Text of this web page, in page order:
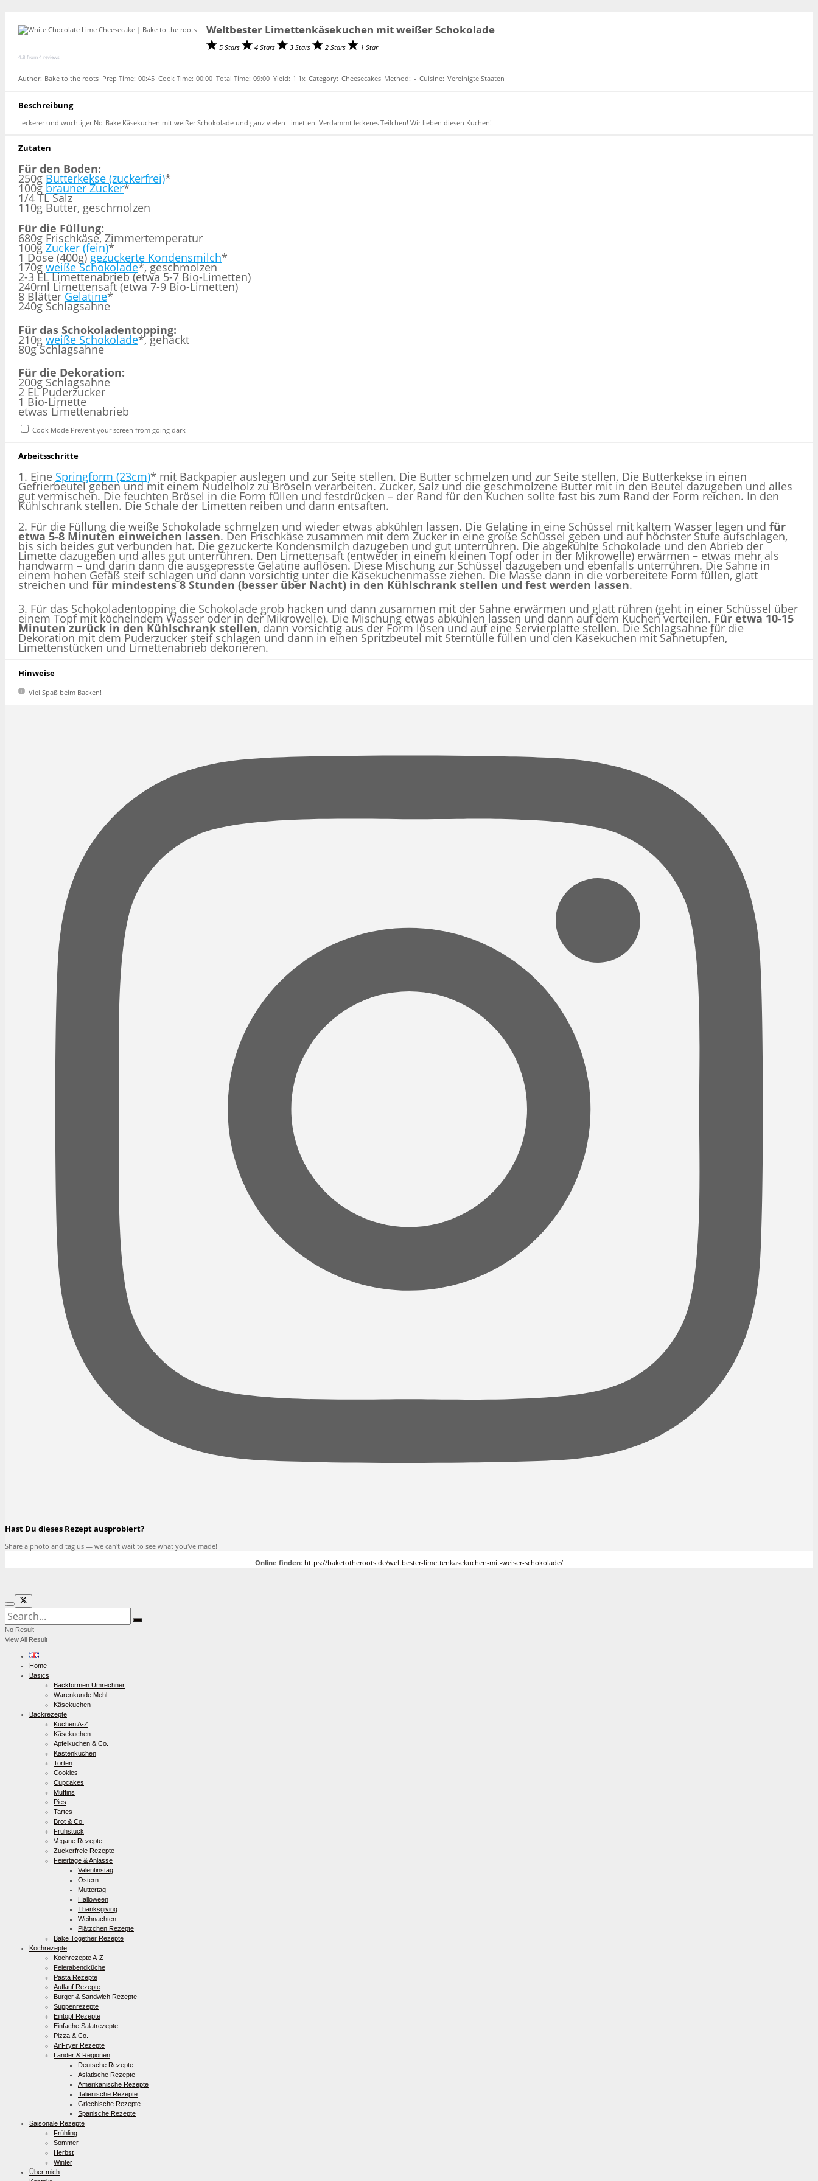
Weltbester Limettenkäsekuchen mit weißer Schokolade
5 Stars 4 Stars 3 Stars 2 Stars 1 Star
4.8 from 4 reviews
Author: Bake to the roots Prep Time: 00:45 Cook Time: 00:00 Total Time: 09:00 Yield: 1 1x Category: Cheesecakes Method: - Cuisine: Vereinigte Staaten
Beschreibung
Leckerer und wuchtiger No-Bake Käsekuchen mit weißer Schokolade und ganz vielen Limetten. Verdammt leckeres Teilchen! Wir lieben diesen Kuchen!
Zutaten
Für den Boden:
250g Butterkekse (zuckerfrei)*
100g brauner Zucker*
1/4 TL Salz
110g Butter, geschmolzen
Für die Füllung:
680g Frischkäse, Zimmertemperatur
100g Zucker (fein)*
1 Dose (400g)gezuckerte Kondensmilch*
170g weiße Schokolade*, geschmolzen
2-3 EL Limettenabrieb (etwa 5-7 Bio-Limetten)
240ml Limettensaft (etwa 7-9 Bio-Limetten)
8 Blätter Gelatine*
240g Schlagsahne
Für das Schokoladentopping:
210g weiße Schokolade*, gehackt
80g Schlagsahne
Für die Dekoration:
200g Schlagsahne
2 EL Puderzucker
1 Bio-Limette
etwas Limettenabrieb
Cook Mode Prevent your screen from going dark
Arbeitsschritte
1. Eine Springform (23cm)* mit Backpapier auslegen und zur Seite stellen. Die Butter schmelzen und zur Seite stellen. Die Butterkekse in einen
Gefrierbeutel geben und mit einem Nudelholz zu Bröseln verarbeiten. Zucker, Salz und die geschmolzene Butter mit in den Beutel dazugeben und alles
gut vermischen. Die feuchten Brösel in die Form füllen und festdrücken – der Rand für den Kuchen sollte fast bis zum Rand der Form reichen. In den
Kühlschrank stellen. Die Schale der Limetten reiben und dann entsaften.
2. Für die Füllung die weiße Schokolade schmelzen und wieder etwas abkühlen lassen. Die Gelatine in eine Schüssel mit kaltem Wasser legen und für
etwa 5-8 Minuten einweichen lassen. Den Frischkäse zusammen mit dem Zucker in eine große Schüssel geben und auf höchster Stufe aufschlagen,
bis sich beides gut verbunden hat. Die gezuckerte Kondensmilch dazugeben und gut unterrühren. Die abgekühlte Schokolade und den Abrieb der
Limette dazugeben und alles gut unterrühren. Den Limettensaft (entweder in einem kleinen Topf oder in der Mikrowelle) erwärmen – etwas mehr als
handwarm – und darin dann die ausgepresste Gelatine auflösen. Diese Mischung zur Schüssel dazugeben und ebenfalls unterrühren. Die Sahne in
einem hohen Gefäß steif schlagen und dann vorsichtig unter die Käsekuchenmasse ziehen. Die Masse dann in die vorbereitete Form füllen, glatt
streichen und für mindestens 8 Stunden (besser über Nacht) in den Kühlschrank stellen und fest werden lassen.
3. Für das Schokoladentopping die Schokolade grob hacken und dann zusammen mit der Sahne erwärmen und glatt rühren (geht in einer Schüssel über
einem Topf mit köchelndem Wasser oder in der Mikrowelle). Die Mischung etwas abkühlen lassen und dann auf dem Kuchen verteilen. Für etwa 10-15
Minuten zurück in den Kühlschrank stellen, dann vorsichtig aus der Form lösen und auf eine Servierplatte stellen. Die Schlagsahne für die
Dekoration mit dem Puderzucker steif schlagen und dann in einen Spritzbeutel mit Sterntülle füllen und den Käsekuchen mit Sahnetupfen,
Limettenstücken und Limettenabrieb dekorieren.
Hinweise
Viel Spaß beim Backen!
Hast Du dieses Rezept ausprobiert?
Share a photo and tag us — we can't wait to see what you've made!
Online finden: https://baketotheroots.de/weltbester-limettenkasekuchen-mit-weiser-schokolade/
No Result
View All Result
Home
Basics
Backformen Umrechner
Warenkunde Mehl
Käsekuchen
Backrezepte
Kuchen A-Z
Käsekuchen
Apfelkuchen & Co.
Kastenkuchen
Torten
Cookies
Cupcakes
Muffins
Pies
Tartes
Brot & Co.
Frühstück
Vegane Rezepte
Zuckerfreie Rezepte
Feiertage & Anlässe
Valentinstag
Ostern
Muttertag
Halloween
Thanksgiving
Weihnachten
Plätzchen Rezepte
Bake Together Rezepte
Kochrezepte
Kochrezepte A-Z
Feierabendküche
Pasta Rezepte
Auflauf Rezepte
Burger & Sandwich Rezepte
Suppenrezepte
Eintopf Rezepte
Einfache Salatrezepte
Pizza & Co.
AirFryer Rezepte
Länder & Regionen
Deutsche Rezepte
Asiatische Rezepte
Amerikanische Rezepte
Italienische Rezepte
Griechische Rezepte
Spanische Rezepte
Saisonale Rezepte
Frühling
Sommer
Herbst
Winter
Über mich